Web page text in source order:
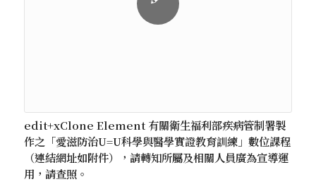
edit+xClone Element 有關衛生福利部疾病管制署製
作之「愛滋防治U=U科學與醫學實證教育訓練」數位課程
（連結網址如附件），請轉知所屬及相關人員廣為宣導運
用，請查照。